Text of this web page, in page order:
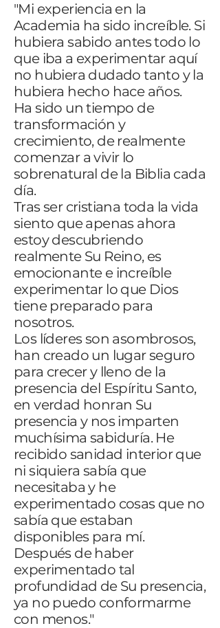
"Mi experiencia en la
Academia ha sido increíble. Si
hubiera sabido antes todo lo
que iba a experimentar aquí
no hubiera dudado tanto y la
hubiera hecho hace años.
Ha sido un tiempo de
transformación y
crecimiento, de realmente
comenzar a vivir lo
sobrenatural de la Biblia cada
día.
Tras ser cristiana toda la vida
siento que apenas ahora
estoy descubriendo
realmente Su Reino, es
emocionante e increíble
experimentar lo que Dios
tiene preparado para
nosotros.
Los líderes son asombrosos,
han creado un lugar seguro
para crecer y lleno de la
presencia del Espíritu Santo,
en verdad honran Su
presencia y nos imparten
muchísima sabiduría. He
recibido sanidad interior que
ni siquiera sabía que
necesitaba y he
experimentado cosas que no
sabía que estaban
disponibles para mí.
Después de haber
experimentado tal
profundidad de Su presencia,
ya no puedo conformarme
con menos."